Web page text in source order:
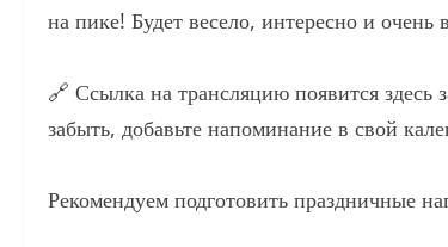
на пике! Будет весело, интересно и
🔗 Ссылка на трансляцию появится здесь
забыть, добавьте напоминание в свой
Рекомендуем подготовить праздничные